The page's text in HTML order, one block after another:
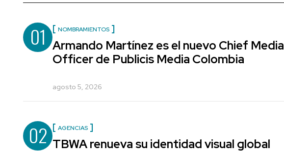
01 NOMBRAMIENTOS
Armando Martínez es el nuevo Chief Media
Officer de Publicis Media Colombia
agosto 5, 2026
02 AGENCIAS
TBWA renueva su identidad visual global